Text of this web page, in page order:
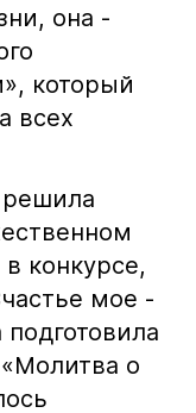
она -
который
всех
решила
конкурсе,
мое -
о